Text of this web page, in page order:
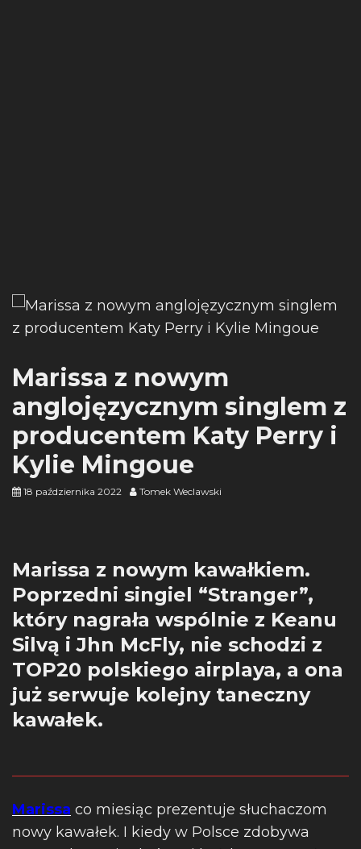
Marissa z nowym
anglojęzycznym singlem z
producentem Katy Perry i
Kylie Mingoue
18 października 2022 Tomek Weclawski
Marissa z nowym kawałkiem.
Poprzedni singiel “Stranger”,
który nagrała wspólnie z Keanu
Silvą i Jhn McFly, nie schodzi z
TOP20 polskiego airplaya, a ona
już serwuje kolejny taneczny
kawałek.
Marissa co miesiąc prezentuje słuchaczom
nowy kawałek. I kiedy w Polsce zdobywa